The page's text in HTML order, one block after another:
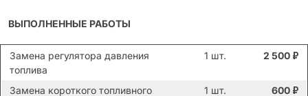
ВЫПОЛНЕННЫЕ РАБОТЫ
Замена регулятора давления
топлива
1 шт. 2 500 ₽
Замена короткого топливного
1 шт. 600 ₽